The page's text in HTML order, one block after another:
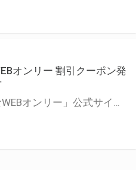
オンリー 割引クーポン発
「とらのあなWEBオンリー」公式サイトでとらのあな通販の「割引クーポン」を配布中！ イベントごとに開催当日限定で使える割引クーポンのシリアルコードを発行します。 とらのあなWEBオンリーのページをチェックして、イベント当日にお得にお買い物を楽しみましょう♪ ※本キャンペーンは予告なく終了する場合がございます。 とらのあなWEBオンリーサイトはこちら